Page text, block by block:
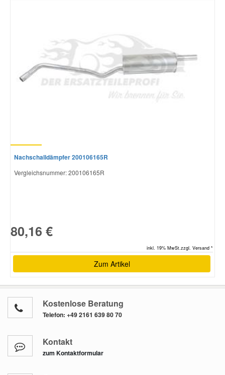
Nachschalldämpfer 200106165R
Vergleichsnummer:200106165R
80,16 €
inkl. 19% MwSt.zzgl. Versand *
Zum Artikel
Kostenlose Beratung
Telefon: +49 2161 639 80 70
Kontakt
zum Kontaktformular